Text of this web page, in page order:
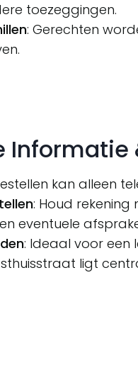
toezeggingen.
: Gerechten
Informatie
kan alleen
: Houd
eventuele
: Ideaal voor een
ligt